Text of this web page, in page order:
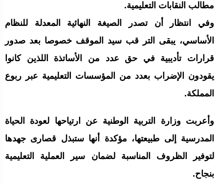
مطالب النقابات التعليمية.
وفي انتظار أن تصدر الصيغة النهائية المعدلة للنظام
الأساسي، يبقى التر قب سيد الموقف خصوصا بعد صدور
قرارات تأديبية في حق عدد من الأساتذة اللذين كانوا
يقودون الإضراب بعدد من المؤسسات التعليمية عبر ربوع
المملكة.
وأعربت وزارة التربية الوطنية عن ارتياحها لعودة الحياة
المدرسية إلى طبيعتها، مؤكدة أنها ستبذل قصارى جهدها
لتوفير الظروف المناسبة لضمان سير العملية التعليمية
بنجاح.